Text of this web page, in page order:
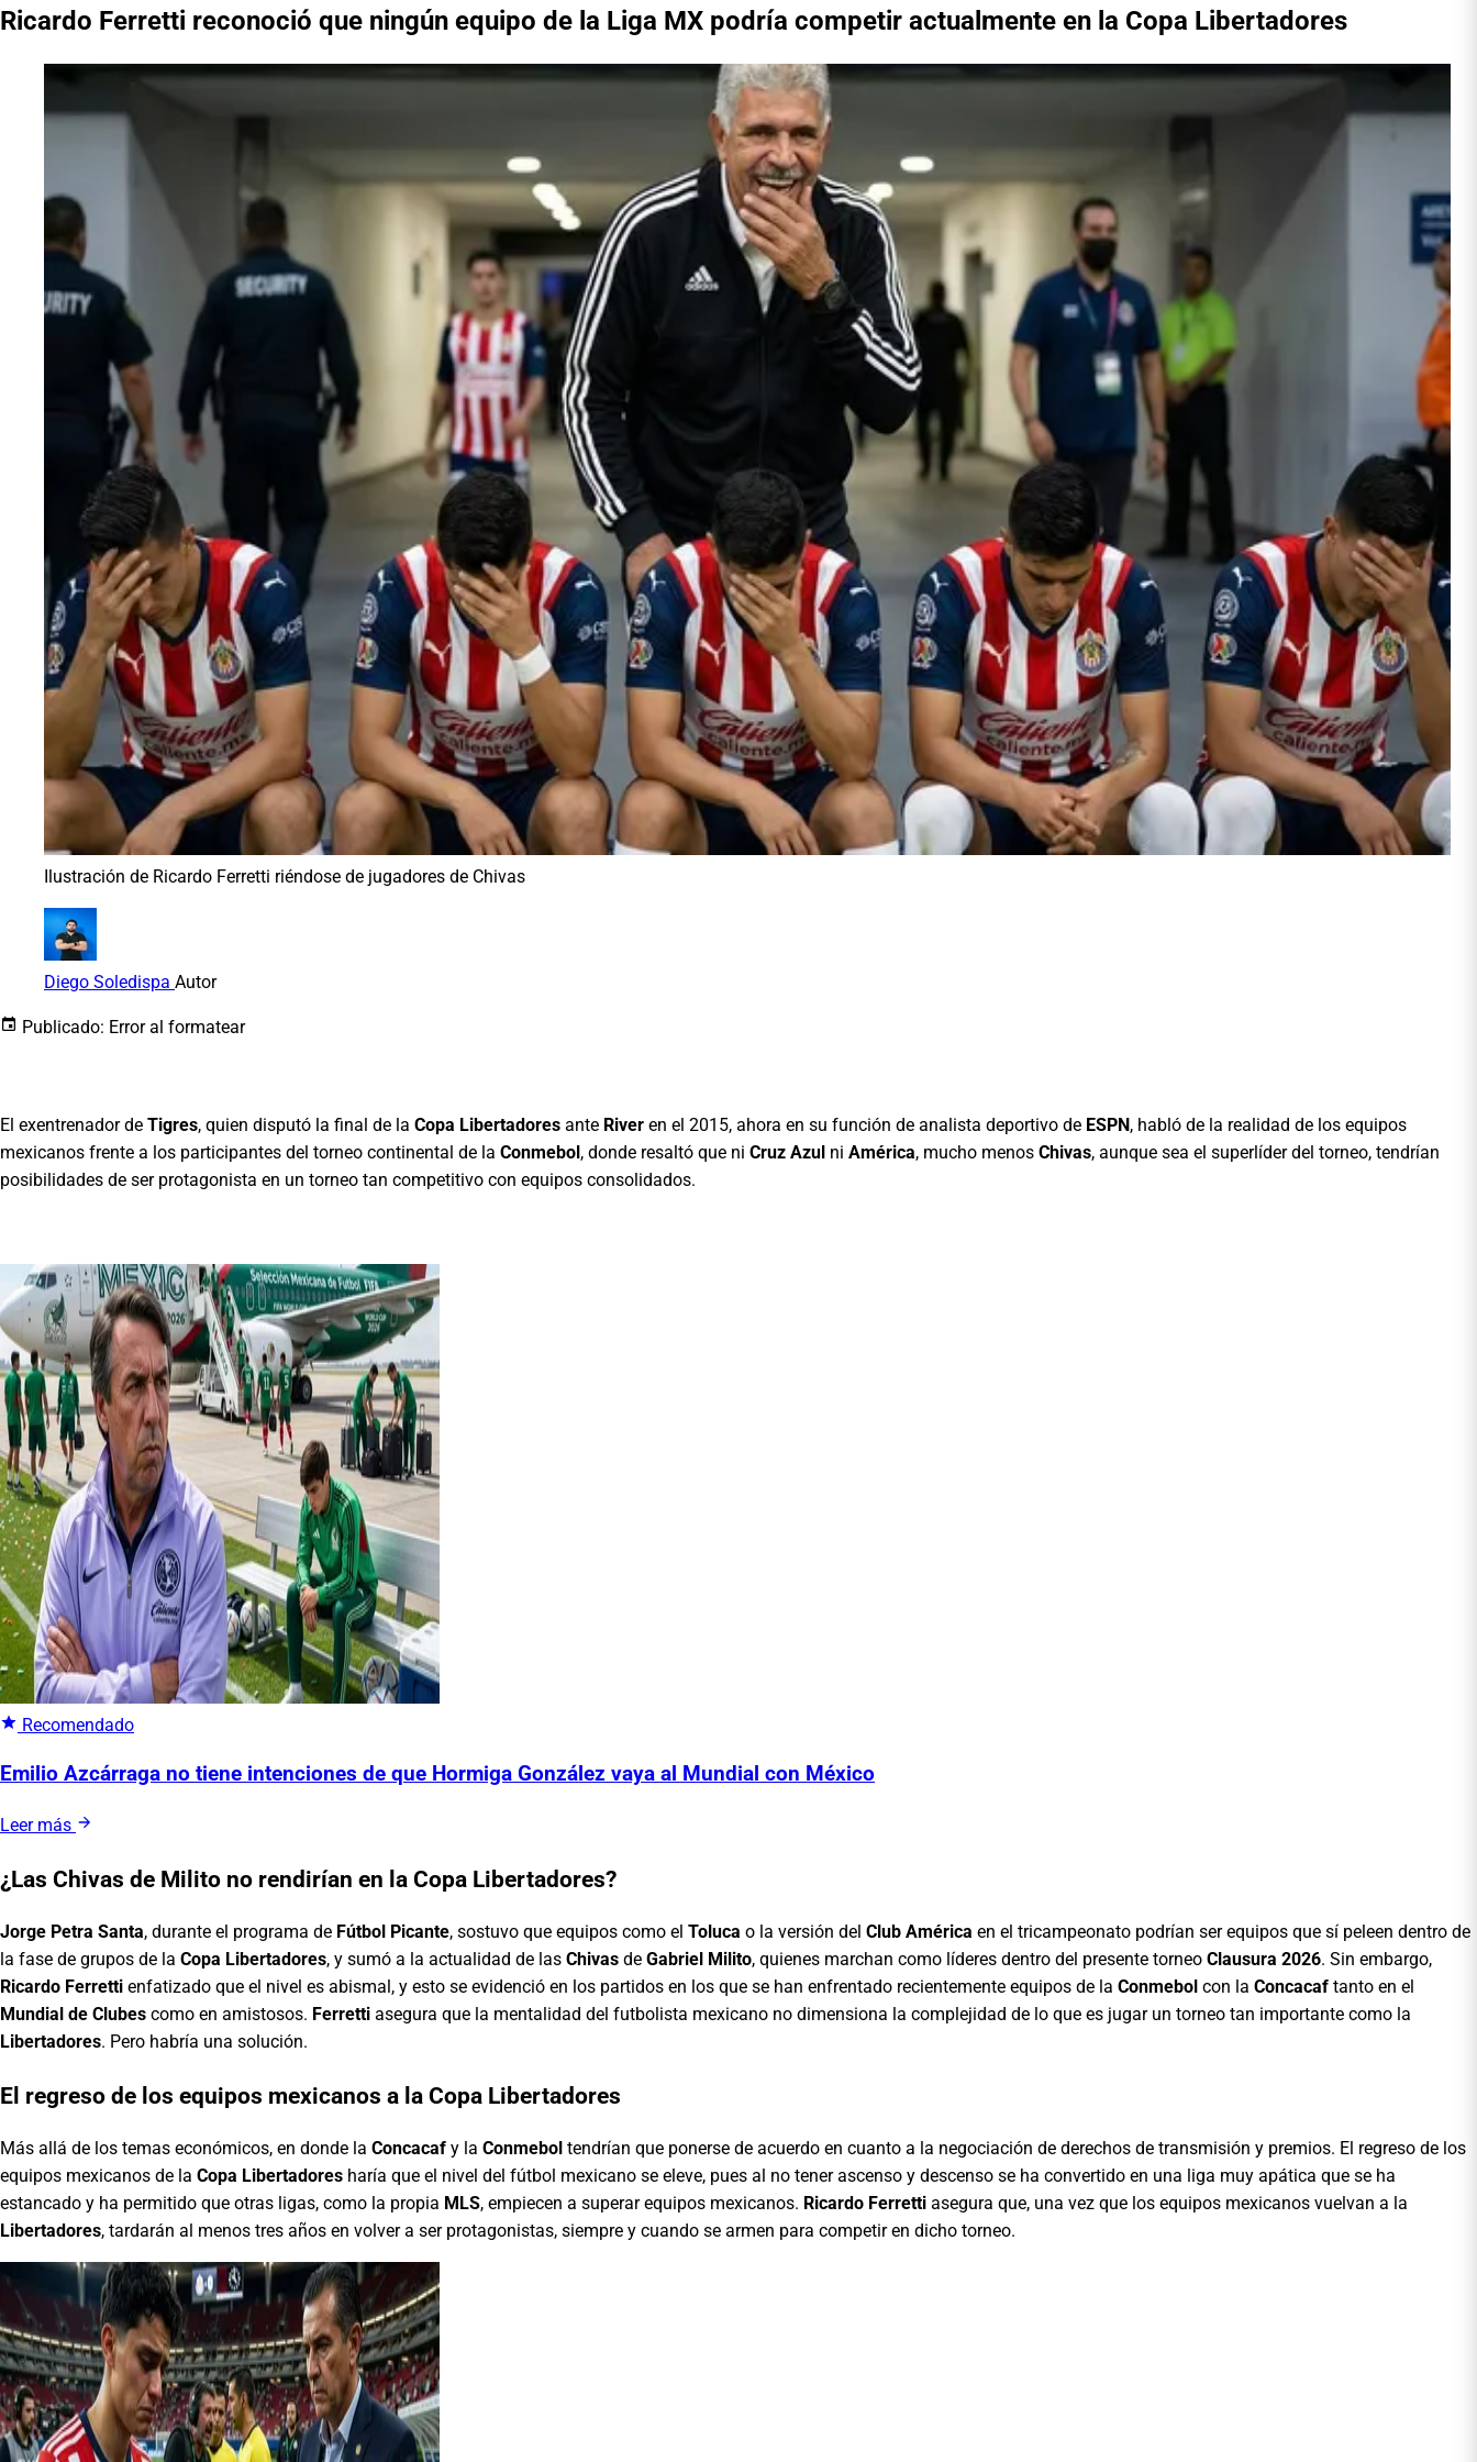
Ricardo Ferretti reconoció que ningún equipo de la Liga MX podría competir actualmente en la Copa Libertadores
Ilustración de Ricardo Ferretti riéndose de jugadores de Chivas
Diego Soledispa Autor
Publicado: Error al formatear
El exentrenador de Tigres, quien disputó la final de la Copa Libertadores ante River en el 2015, ahora en su función de analista deportivo de ESPN, habló de la realidad de los equipos
mexicanos frente a los participantes del torneo continental de la Conmebol, donde resaltó que ni Cruz Azul ni América, mucho menos Chivas, aunque sea el superlíder del torneo, tendrían
posibilidades de ser protagonista en un torneo tan competitivo con equipos consolidados.
Recomendado
Emilio Azcárraga no tiene intenciones de que Hormiga González vaya al Mundial con México
Leer más
¿Las Chivas de Milito no rendirían en la Copa Libertadores?
Jorge Petra Santa, durante el programa de Fútbol Picante, sostuvo que equipos como el Toluca o la versión del Club América en el tricampeonato podrían ser equipos que sí peleen dentro de
la fase de grupos de la Copa Libertadores, y sumó a la actualidad de las Chivas de Gabriel Milito, quienes marchan como líderes dentro del presente torneo Clausura 2026. Sin embargo,
Ricardo Ferretti enfatizado que el nivel es abismal, y esto se evidenció en los partidos en los que se han enfrentado recientemente equipos de la Conmebol con la Concacaf tanto en el
Mundial de Clubes como en amistosos. Ferretti asegura que la mentalidad del futbolista mexicano no dimensiona la complejidad de lo que es jugar un torneo tan importante como la
Libertadores. Pero habría una solución.
El regreso de los equipos mexicanos a la Copa Libertadores
Más allá de los temas económicos, en donde la Concacaf y la Conmebol tendrían que ponerse de acuerdo en cuanto a la negociación de derechos de transmisión y premios. El regreso de los
equipos mexicanos de la Copa Libertadores haría que el nivel del fútbol mexicano se eleve, pues al no tener ascenso y descenso se ha convertido en una liga muy apática que se ha
estancado y ha permitido que otras ligas, como la propia MLS, empiecen a superar equipos mexicanos. Ricardo Ferretti asegura que, una vez que los equipos mexicanos vuelvan a la
Libertadores, tardarán al menos tres años en volver a ser protagonistas, siempre y cuando se armen para competir en dicho torneo.